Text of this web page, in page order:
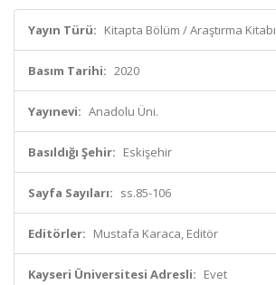
Yayın Türü: Kitapta Bölüm / Araştırma Kitabı
Basım Tarihi: 2020
Yayınevi: Anadolu Üni.
Basıldığı Şehir: Eskişehir
Sayfa Sayıları: ss.85-106
Editörler: Mustafa Karaca, Editör
Kayseri Üniversitesi Adresli: Evet